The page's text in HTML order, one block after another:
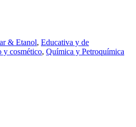
& Etanol, Educativa y de
y cosmético, Química y Petroquímica